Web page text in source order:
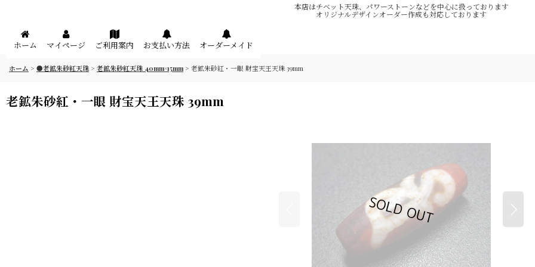
本店はチベット天珠、パワーストーンなどを中心に扱っております
オリジナルデザインオーダー作成も対応しております
メニュー
ホーム マイページ ご利用案内 お支払い方法 オーダーメイド
ホーム > ●老鉱朱砂紅天珠 > 老鉱朱砂紅天珠 40mm×15mm > 老鉱朱砂紅・一眼 財宝天王天珠 39mm
老鉱朱砂紅・一眼 財宝天王天珠 39mm